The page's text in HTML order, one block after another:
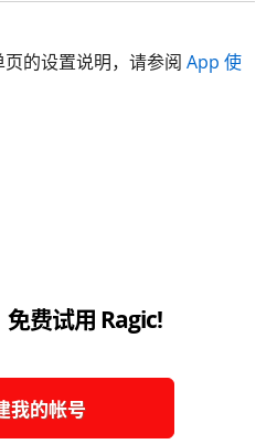
的设置说明，请参阅 App 使
费试用 Ragic!
我的帐号